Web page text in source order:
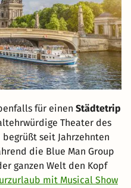
für einen Städtetrip
Theater des
seit Jahrzehnten
die Blue Man Group
ganzen Welt den Kopf
mit Musical Show